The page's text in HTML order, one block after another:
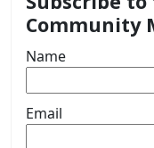
Community
Name
Email